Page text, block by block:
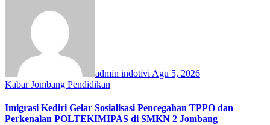
admin indotivi Agu 5, 2026
Kabar Jombang Pendidikan
Imigrasi Kediri Gelar Sosialisasi Pencegahan TPPO dan
Perkenalan POLTEKIMIPAS di SMKN 2 Jombang